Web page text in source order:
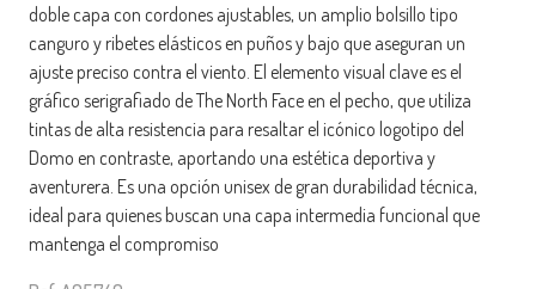
doble capa con cordones ajustables, un amplio bolsillo tipo
canguro y ribetes elásticos en puños y bajo que aseguran un
ajuste preciso contra el viento. El elemento visual clave es el
gráfico serigrafiado de The North Face en el pecho, que utiliza
tintas de alta resistencia para resaltar el icónico logotipo del
Domo en contraste, aportando una estética deportiva y
aventurera. Es una opción unisex de gran durabilidad técnica,
ideal para quienes buscan una capa intermedia funcional que
mantenga el compromiso